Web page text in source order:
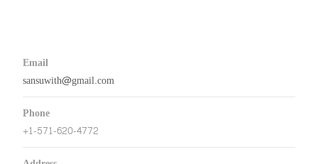
Email
sansuwith@gmail.com
Phone
+1-571-620-4772